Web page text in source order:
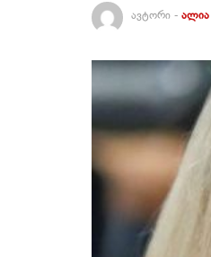
ავტორი - ალია